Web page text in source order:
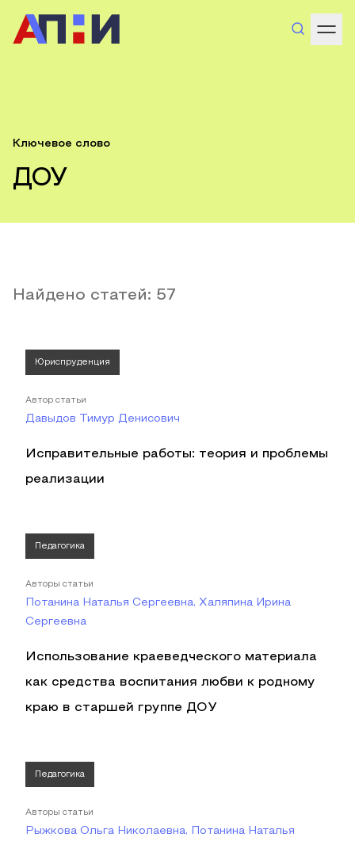
Ключевое слово
ДОУ
Найдено статей: 57
Юриспруденция
Автор статьи
Давыдов Тимур Денисович
Исправительные работы: теория и проблемы
реализации
Педагогика
Авторы статьи
Потанина Наталья Сергеевна, Халяпина Ирина
Сергеевна
Использование краеведческого материала
как средства воспитания любви к родному
краю в старшей группе ДОУ
Педагогика
Авторы статьи
Рыжкова Ольга Николаевна, Потанина Наталья